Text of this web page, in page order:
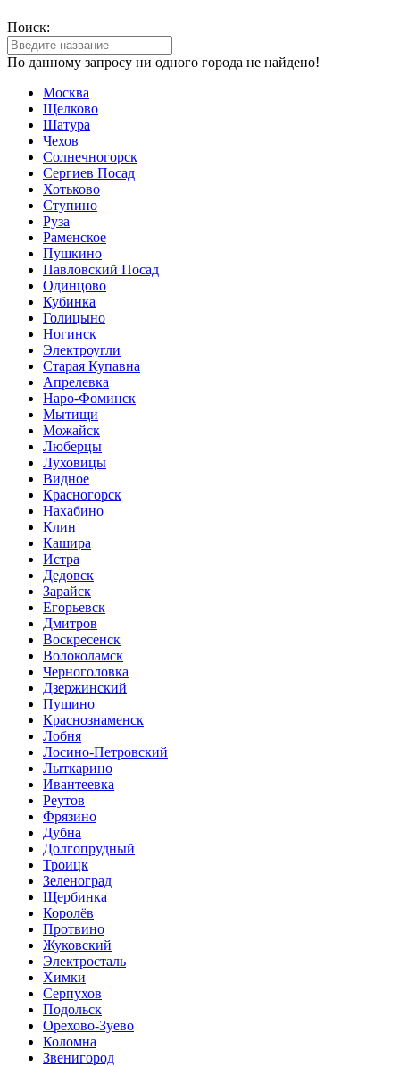
Поиск:
По данному запросу ни одного города не найдено!
Москва
Щелково
Шатура
Чехов
Солнечногорск
Сергиев Посад
Хотьково
Ступино
Руза
Раменское
Пушкино
Павловский Посад
Одинцово
Кубинка
Голицыно
Ногинск
Электроугли
Старая Купавна
Апрелевка
Наро-Фоминск
Мытищи
Можайск
Люберцы
Луховицы
Видное
Красногорск
Нахабино
Клин
Кашира
Истра
Дедовск
Зарайск
Егорьевск
Дмитров
Воскресенск
Волоколамск
Черноголовка
Дзержинский
Пущино
Краснознаменск
Лобня
Лосино-Петровский
Лыткарино
Ивантеевка
Реутов
Фрязино
Дубна
Долгопрудный
Троицк
Зеленоград
Щербинка
Королёв
Протвино
Жуковский
Электросталь
Химки
Серпухов
Подольск
Орехово-Зуево
Коломна
Звенигород